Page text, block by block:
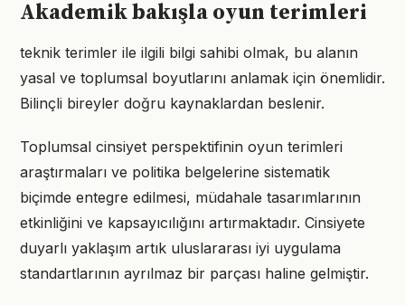
Akademik bakışla oyun terimleri
teknik terimler ile ilgili bilgi sahibi olmak, bu alanın
yasal ve toplumsal boyutlarını anlamak için önemlidir.
Bilinçli bireyler doğru kaynaklardan beslenir.
Toplumsal cinsiyet perspektifinin oyun terimleri
araştırmaları ve politika belgelerine sistematik
biçimde entegre edilmesi, müdahale tasarımlarının
etkinliğini ve kapsayıcılığını artırmaktadır. Cinsiyete
duyarlı yaklaşım artık uluslararası iyi uygulama
standartlarının ayrılmaz bir parçası haline gelmiştir.